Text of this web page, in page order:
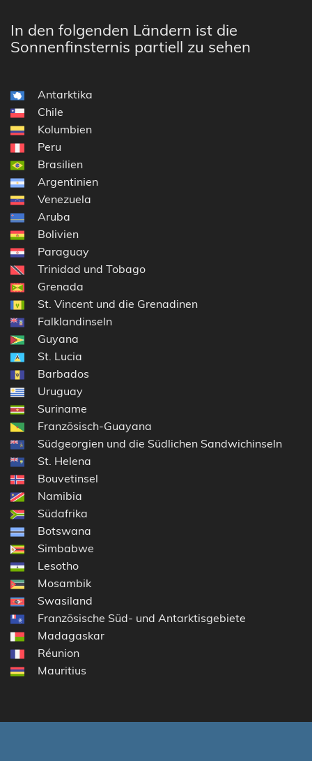
In den folgenden Ländern ist die
Sonnenfinsternis partiell zu sehen
Antarktika
Chile
Kolumbien
Peru
Brasilien
Argentinien
Venezuela
Aruba
Bolivien
Paraguay
Trinidad und Tobago
Grenada
St. Vincent und die Grenadinen
Falklandinseln
Guyana
St. Lucia
Barbados
Uruguay
Suriname
Französisch-Guayana
Südgeorgien und die Südlichen Sandwichinseln
St. Helena
Bouvetinsel
Namibia
Südafrika
Botswana
Simbabwe
Lesotho
Mosambik
Swasiland
Französische Süd- und Antarktisgebiete
Madagaskar
Réunion
Mauritius